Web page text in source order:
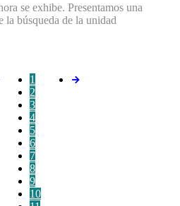
se exhibe. Presentamos una
la búsqueda de la unidad
1
2
3
4
5
6
7
8
9
10